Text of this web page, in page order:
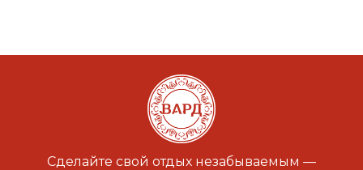
Сделайте свой отдых незабываемым —